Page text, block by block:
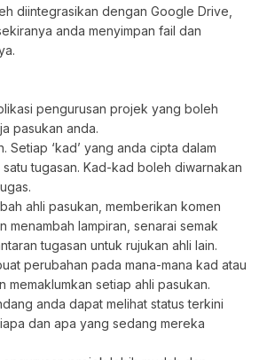
diintegrasikan dengan Google Drive,
anda menyimpan fail dan
pengurusan projek yang boleh
pasukan anda.
Setiap ‘kad’ yang anda cipta dalam
tugasan. Kad-kad boleh diwarnakan
ahli pasukan, memberikan komen
menambah lampiran, senarai semak
tugasan untuk rujukan ahli lain.
perubahan pada mana-mana kad atau
memaklumkan setiap ahli pasukan.
anda dapat melihat status terkini
dan apa yang sedang mereka